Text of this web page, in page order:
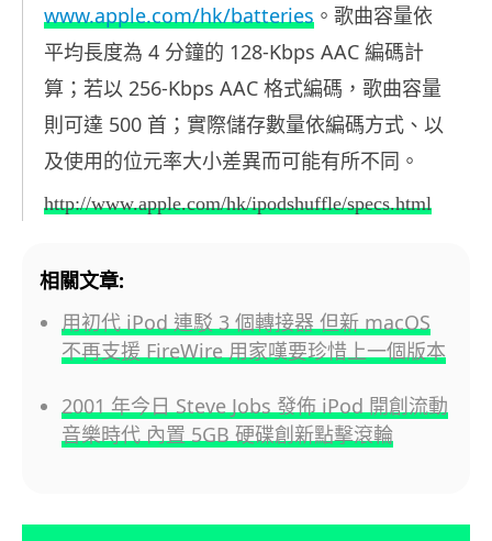
www.apple.com/hk/batteries 。歌曲容量依
平均長度為 4 分鐘的 128-Kbps AAC 編碼計
算；若以 256-Kbps AAC 格式編碼，歌曲容量
則可達 500 首；實際儲存數量依編碼方式、以
及使用的位元率大小差異而可能有所不同。
http://www.apple.com/hk/ipodshuffle/specs.html
相關文章:
用初代 iPod 連駁 3 個轉接器 但新 macOS
不再支援 FireWire 用家嘆要珍惜上一個版本
2001 年今日 Steve Jobs 發佈 iPod 開創流動
音樂時代 內置 5GB 硬碟創新點擊滾輪